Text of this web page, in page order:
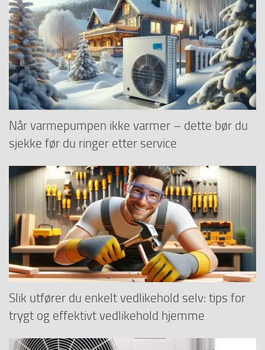
Når varmepumpen ikke varmer – dette bør du
sjekke før du ringer etter service
Slik utfører du enkelt vedlikehold selv: tips for
trygt og effektivt vedlikehold hjemme